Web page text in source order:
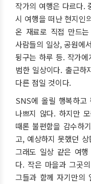
작가의 여행은 다르다.
시 여행을 떠난 현지인
온 재료로 직접 만드
사람들의 일상, 공원에
뒹구는 하루 등. 작가
범한 일상이다. 출근하
다른 점일 것이다.
SNS에 올릴 행복하고
나쁘지 않다. 하지만
때론 불편함을 감수하
고, 예상하지 못했던
그래도 일상 같은 여
다. 작은 마을과 그곳
그들과 함께 자기만의